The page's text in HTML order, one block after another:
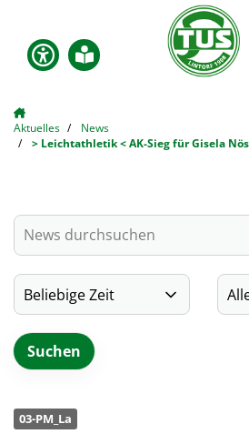
Aktuelles
News
> Leichtathletik < AK-Sieg für Gisela
03-PM_La